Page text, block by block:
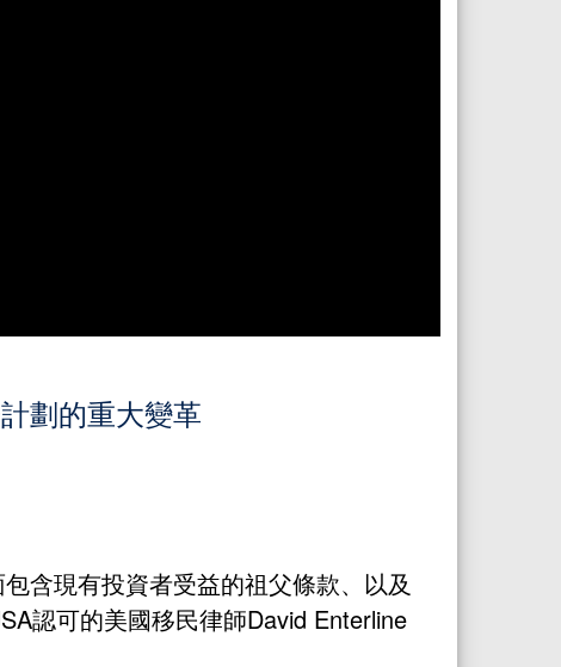
劃的重大變革
含現有投資者受益的祖父條款、以及
認可的美國移民律師David Enterline